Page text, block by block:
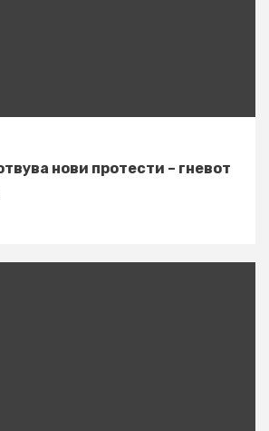
нови протести – гневот